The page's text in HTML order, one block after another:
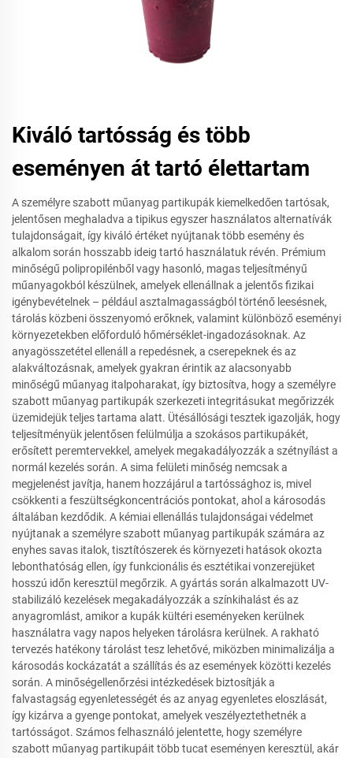
Kiváló tartósság és több
eseményen át tartó élettartam
A személyre szabott műanyag partikupák kiemelkedően tartósak,
jelentősen meghaladva a tipikus egyszer használatos alternatívák
tulajdonságait, így kiváló értéket nyújtanak több esemény és
alkalom során hosszabb ideig tartó használatuk révén. Prémium
minőségű polipropilénből vagy hasonló, magas teljesítményű
műanyagokból készülnek, amelyek ellenállnak a jelentős fizikai
igénybevételnek – például asztalmagasságból történő leesésnek,
tárolás közbeni összenyomó erőknek, valamint különböző eseményi
környezetekben előforduló hőmérséklet-ingadozásoknak. Az
anyagösszetétel ellenáll a repedésnek, a cserepeknek és az
alakváltozásnak, amelyek gyakran érintik az alacsonyabb
minőségű műanyag italpoharakat, így biztosítva, hogy a személyre
szabott műanyag partikupák szerkezeti integritásukat megőrizzék
üzemidejük teljes tartama alatt. Ütésállósági tesztek igazolják, hogy
teljesítményük jelentősen felülmúlja a szokásos partikupákét,
erősített peremtervekkel, amelyek megakadályozzák a szétnyílást a
normál kezelés során. A sima felületi minőség nemcsak a
megjelenést javítja, hanem hozzájárul a tartóssághoz is, mivel
csökkenti a feszültségkoncentrációs pontokat, ahol a károsodás
általában kezdődik. A kémiai ellenállás tulajdonságai védelmet
nyújtanak a személyre szabott műanyag partikupák számára az
enyhes savas italok, tisztítószerek és környezeti hatások okozta
lebonthatóság ellen, így funkcionális és esztétikai vonzerejüket
hosszú időn keresztül megőrzik. A gyártás során alkalmazott UV-
stabilizáló kezelések megakadályozzák a színkihalást és az
anyagromlást, amikor a kupák kültéri eseményeken kerülnek
használatra vagy napos helyeken tárolásra kerülnek. A rakható
tervezés hatékony tárolást tesz lehetővé, miközben minimalizálja a
károsodás kockázatát a szállítás és az események közötti kezelés
során. A minőségellenőrzési intézkedések biztosítják a
falvastagság egyenletességét és az anyag egyenletes eloszlását,
így kizárva a gyenge pontokat, amelyek veszélyeztethetnék a
tartósságot. Számos felhasználó jelentette, hogy személyre
szabott műanyag partikupáit több tucat eseményen keresztül, akár